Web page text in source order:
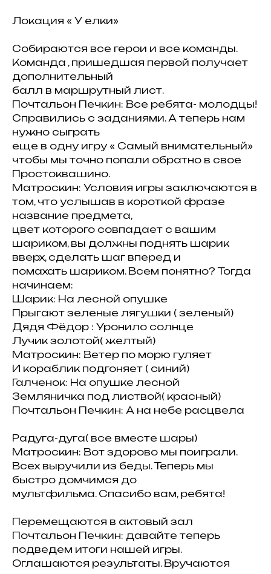
Локация « У елки»
Собираются все герои и все команды.
Команда , пришедшая первой получает
дополнительный
балл в маршрутный лист.
Почтальон Печкин: Все ребята- молодцы!
Справились с заданиями. А теперь нам
нужно сыграть
еще в одну игру « Самый внимательный»
чтобы мы точно попали обратно в свое
Простоквашино.
Матроскин: Условия игры заключаются в
том, что услышав в короткой фразе
название предмета,
цвет которого совпадает с вашим
шариком, вы должны поднять шарик
вверх, сделать шаг вперед и
помахать шариком. Всем понятно? Тогда
начинаем:
Шарик: На лесной опушке
Прыгают зеленые лягушки ( зеленый)
Дядя Фёдор : Уронило солнце
Лучик золотой( желтый)
Матроскин: Ветер по морю гуляет
И кораблик подгоняет ( синий)
Галченок: На опушке лесной
Земляничка под листвой( красный)
Почтальон Печкин: А на небе расцвела
Радуга-дуга( все вместе шары)
Матроскин: Вот здорово мы поиграли.
Всех выручили из беды. Теперь мы
быстро домчимся до
мультфильма. Спасибо вам, ребята!
Перемещаются в актовый зал
Почтальон Печкин: давайте теперь
подведем итоги нашей игры.
Оглашаются результаты. Вручаются